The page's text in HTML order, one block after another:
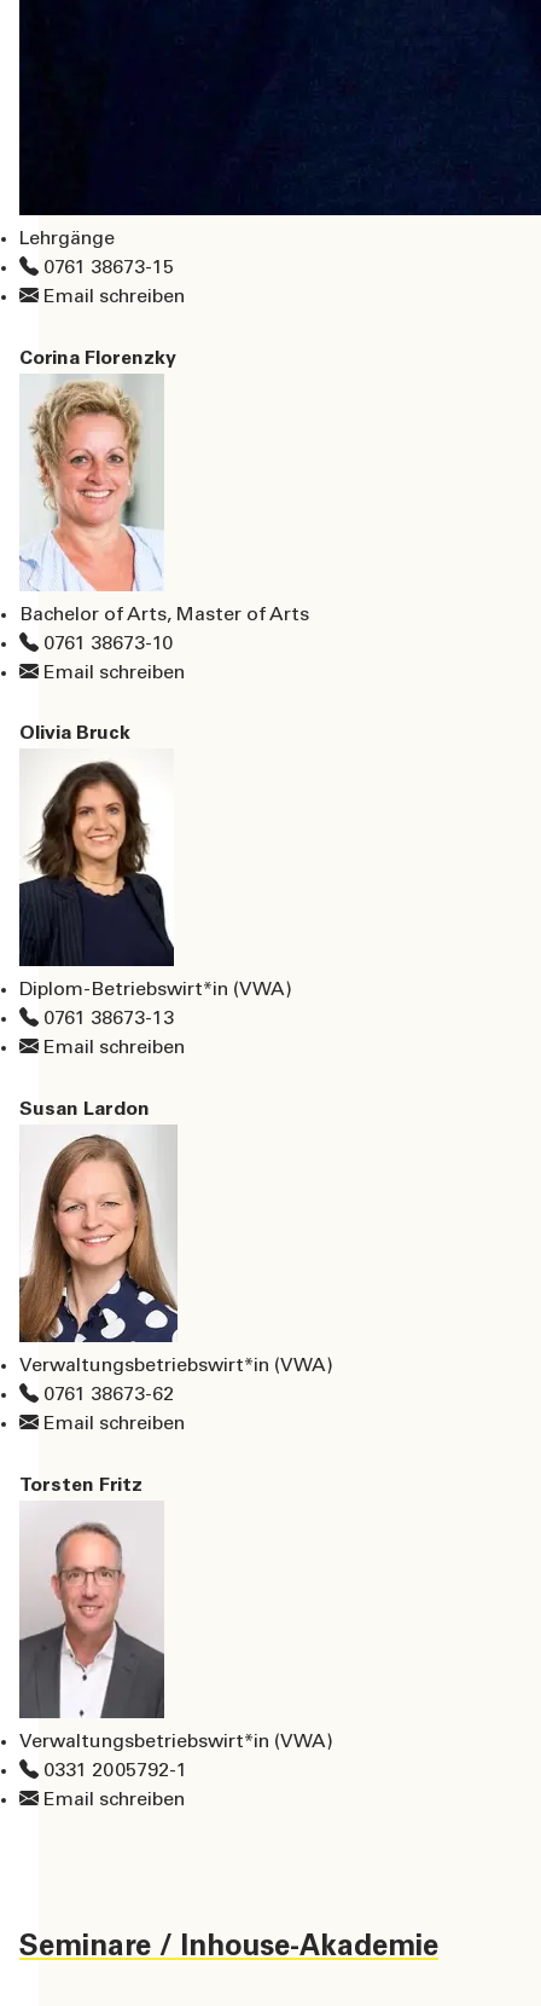
Lehrgänge
0761 38673-15
Email schreiben
Corina Florenzky
Bachelor of Arts, Master of Arts
0761 38673-10
Email schreiben
Olivia Bruck
Diplom-Betriebswirt*in (VWA)
0761 38673-13
Email schreiben
Susan Lardon
Verwaltungsbetriebswirt*in (VWA)
0761 38673-62
Email schreiben
Torsten Fritz
Verwaltungsbetriebswirt*in (VWA)
0331 2005792-1
Email schreiben
Seminare / Inhouse-Akademie